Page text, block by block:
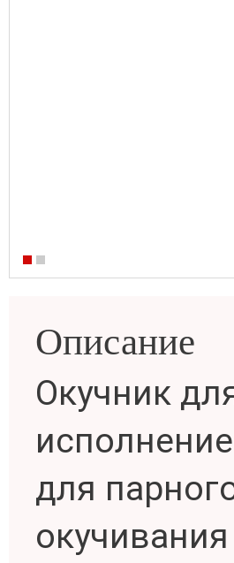
Описание
Окучник
для